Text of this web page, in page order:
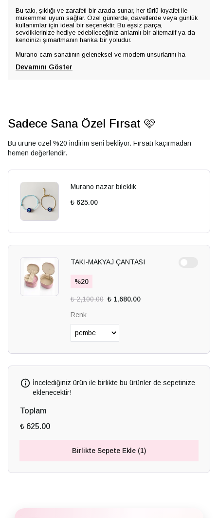
Bu takı, şıklığı ve zarafeti bir arada sunar, her türlü kıyafet ile
mükemmel uyum sağlar. Özel günlerde, davetlerde veya günlük
kullanımlar için ideal bir seçenektir. Bu eşsiz parça,
sevdiklerinize hediye edebileceğiniz anlamlı bir alternatif ya da
kendinizi şımartmanın harika bir yoludur.
Murano cam sanatının geleneksel ve modern unsurlarını ha
Devamını Göster
Sadece Sana Özel Fırsat 🩷
Bu ürüne özel %20 indirim seni bekliyor. Fırsatı kaçırmadan
hemen değerlendir.
Murano nazar bileklik
₺ 625.00
TAKI-MAKYAJ ÇANTASI
%20
₺ 2,100.00 ₺ 1,680.00
Renk
İncelediğiniz ürün ile birlikte bu ürünler de sepetinize
eklenecektir!
Toplam
₺ 625.00
Birlikte Sepete Ekle (1)